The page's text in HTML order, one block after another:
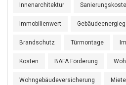
Innenarchitektur
Immobilienwert
Brandschutz Türmontage
Kosten BAFA Förderung
Wohngebäudeversicherung